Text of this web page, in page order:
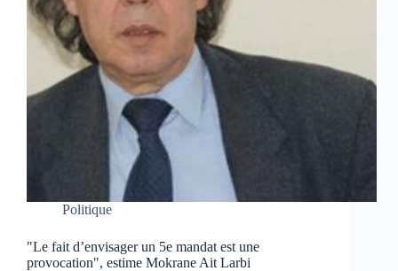
Politique
"Le fait d’envisager un 5e mandat est une
provocation", estime Mokrane Ait Larbi